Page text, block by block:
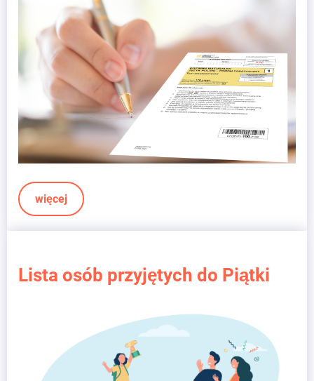
więcej
Lista osób przyjętych do Piątki